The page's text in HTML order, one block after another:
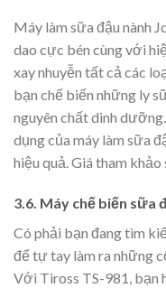
Máy làm sữa đậu nành
dao cực bén cùng với
xay nhuyễn tất cả các
bạn chế biến những ly
nguyên chất dinh
dụng của máy làm sữa
hiệu quả. Giá tham khảo
3.6. Máy chế biến sữa
Có phải bạn đang tìm
để tự tay làm ra những
Với Tiross TS-981, bạn